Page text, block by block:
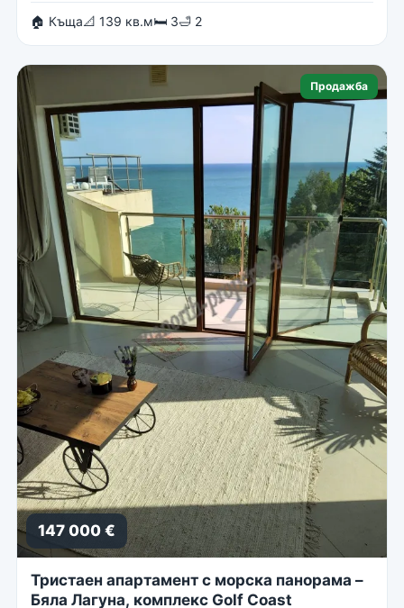
🏠 Къща📐 139 кв.м🛏 3🛁 2
Продажба
147 000 €
Тристаен апартамент с морска панорама –
Бяла Лагуна, комплекс Golf Coast